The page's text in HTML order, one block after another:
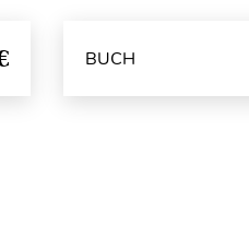
BUCH